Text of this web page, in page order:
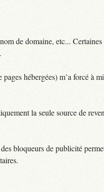
de domaine, etc...
hébergées) m’a forcé à
la seule source de
bloqueurs de publicité